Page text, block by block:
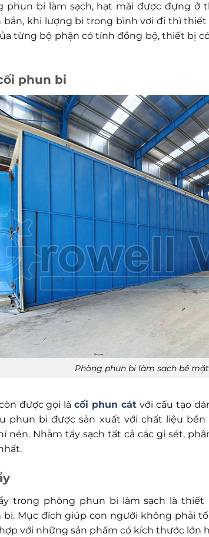
phun bi làm sạch, hạt mài được đựng ở
bắn, khi lượng bi trong bình vơi đi thì
từng bộ phận có tính đồng bộ, thiết bị
phun bi
Phòng phun bi làm sạch bề
được gọi làcối phun cát với cấu tạo
phun bi được sản xuất với chất liệu
nén. Nhằm tẩy sạch tất cả các gỉ sét,
trong phòng phun bi làm sạch là
bi. Mục đích giúp con người không phải
với những sản phẩm có kích thước lớn